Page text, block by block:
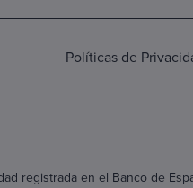
Políticas de
registrada en el Banco de